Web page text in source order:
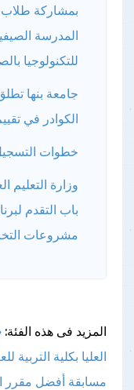
بمشاركة طلاب
المدرسة
للتكنولوجيا
جامعة بنها
الكوادر في
خطوات
وزارة التعليم
باب التقدم
مشروعات التخرج
المزيد فى هذه الفئة:
العليا بكلية التربية للعام